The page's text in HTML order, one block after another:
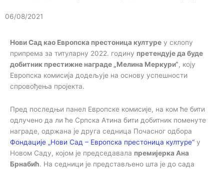
06/08/2021
Нови Сад као Европска престоница културе у склопу
припрема за титуларну 2022. годину претендује да буде
добитник престижне награде „Мелина Меркури“, коју
Европска комисија додељује на основу успешности
спровођења пројекта.
Пред последњи панел Европске комисије, на ком ће бити
одлучено да ли ће Српска Атина бити добитник поменуте
награде, одржана је друга седница Почасног одбора
Фондације „Нови Сад – Европска престоница културе“ у
Новом Саду, којом је председавала премијерка Ана
Брнабић. На седници је представљено шта је до сада